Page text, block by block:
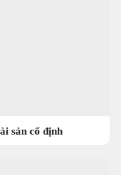
sản cố định